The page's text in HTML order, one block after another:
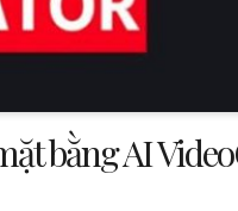
bằng AI